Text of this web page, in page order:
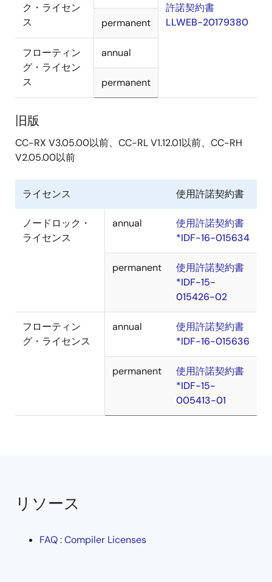
ク・ライセン
ス
許諾契約書
LLWEB-20179380
permanent
フローティン
グ・ライセン
ス
annual
permanent
旧版
CC-RX V3.05.00以前、CC-RL V1.12.01以前、CC-RH
V2.05.00以前
ライセンス 使用許諾契約書
ノードロック・
ライセンス
annual
使用許諾契約書
*IDF-16-015634
permanent
使用許諾契約書
*IDF-15-
015426-02
フローティン
グ・ライセンス
annual
使用許諾契約書
*IDF-16-015636
permanent
使用許諾契約書
*IDF-15-
005413-01
リソース
FAQ : Compiler Licenses